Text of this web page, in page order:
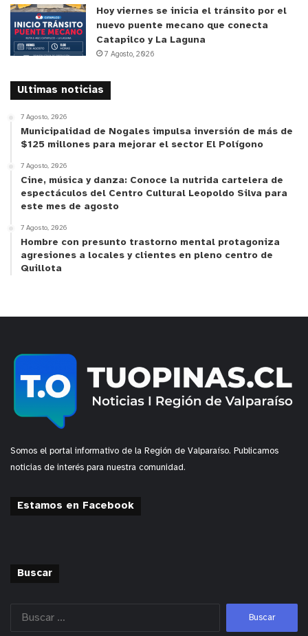
Hoy viernes se inicia el tránsito por el
nuevo puente mecano que conecta
Catapilco y La Laguna
7 Agosto, 2026
Ultimas noticias
7 Agosto, 2026
Municipalidad de Nogales impulsa inversión de más de
$125 millones para mejorar el sector El Polígono
7 Agosto, 2026
Cine, música y danza: Conoce la nutrida cartelera de
espectáculos del Centro Cultural Leopoldo Silva para
este mes de agosto
7 Agosto, 2026
Hombre con presunto trastorno mental protagoniza
agresiones a locales y clientes en pleno centro de
Quillota
Somos el portal informativo de la Región de Valparaíso. Publicamos
noticias de interés para nuestra comunidad.
Estamos en Facebook
Buscar